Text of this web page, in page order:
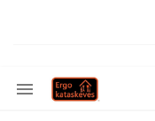
